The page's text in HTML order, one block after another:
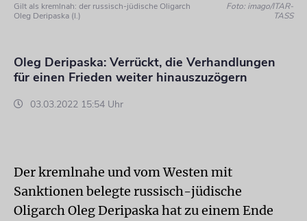
Gilt als kremlnah: der russisch-jüdische Oligarch
Oleg Deripaska (l.)
Foto: imago/ITAR-
TASS
Oleg Deripaska: Verrückt, die Verhandlungen
für einen Frieden weiter hinauszuzögern
03.03.2022 15:54 Uhr
Der kremlnahe und vom Westen mit
Sanktionen belegte russisch-jüdische
Oligarch Oleg Deripaska hat zu einem Ende